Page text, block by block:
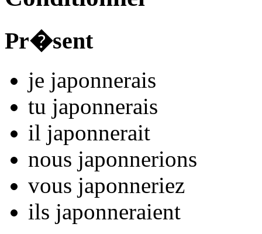
Pr�sent
je japonnerais
tu japonnerais
il japonnerait
nous japonnerions
vous japonneriez
ils japonneraient